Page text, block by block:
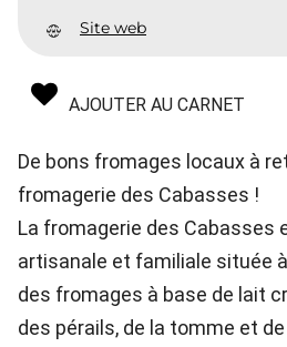
Site web
AJOUTER AU CARNET
De bons fromages locaux à
fromagerie des Cabasses !
La fromagerie des Cabasses
artisanale et familiale située
des fromages à base de lait
des pérails, de la tomme et